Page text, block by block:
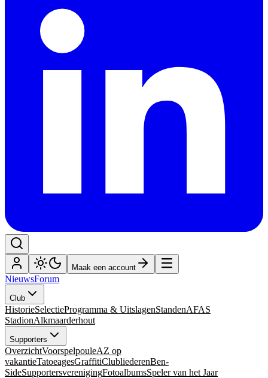
Maak een account
NieuwsForum
Club
HistorieSelectieProgramma & UitslagenStandenAFAS
StadionAlkmaarderhout
Supporters
OverzichtVoorspelpouleAZ op
vakantieTatoeagesGraffitiClubliederenBen-
SideSupportersverenigingFotoalbumsSpeler van het Jaar